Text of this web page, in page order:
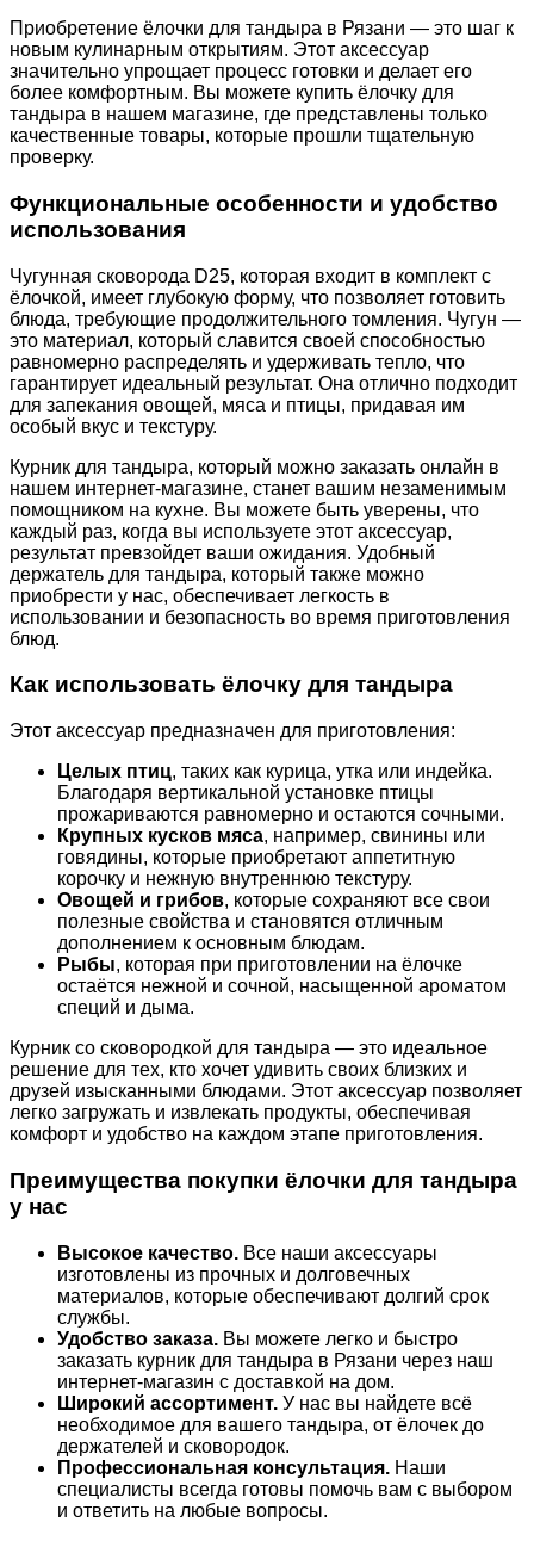
Приобретение ёлочки для тандыра в Рязани — это шаг к
новым кулинарным открытиям. Этот аксессуар
значительно упрощает процесс готовки и делает его
более комфортным. Вы можете купить ёлочку для
тандыра в нашем магазине, где представлены только
качественные товары, которые прошли тщательную
проверку.
Функциональные особенности и удобство
использования
Чугунная сковорода D25, которая входит в комплект с
ёлочкой, имеет глубокую форму, что позволяет готовить
блюда, требующие продолжительного томления. Чугун —
это материал, который славится своей способностью
равномерно распределять и удерживать тепло, что
гарантирует идеальный результат. Она отлично подходит
для запекания овощей, мяса и птицы, придавая им
особый вкус и текстуру.
Курник для тандыра, который можно заказать онлайн в
нашем интернет-магазине, станет вашим незаменимым
помощником на кухне. Вы можете быть уверены, что
каждый раз, когда вы используете этот аксессуар,
результат превзойдет ваши ожидания. Удобный
держатель для тандыра, который также можно
приобрести у нас, обеспечивает легкость в
использовании и безопасность во время приготовления
блюд.
Как использовать ёлочку для тандыра
Этот аксессуар предназначен для приготовления:
Целых птиц, таких как курица, утка или индейка.
Благодаря вертикальной установке птицы
прожариваются равномерно и остаются сочными.
Крупных кусков мяса, например, свинины или
говядины, которые приобретают аппетитную
корочку и нежную внутреннюю текстуру.
Овощей и грибов, которые сохраняют все свои
полезные свойства и становятся отличным
дополнением к основным блюдам.
Рыбы, которая при приготовлении на ёлочке
остаётся нежной и сочной, насыщенной ароматом
специй и дыма.
Курник со сковородкой для тандыра — это идеальное
решение для тех, кто хочет удивить своих близких и
друзей изысканными блюдами. Этот аксессуар позволяет
легко загружать и извлекать продукты, обеспечивая
комфорт и удобство на каждом этапе приготовления.
Преимущества покупки ёлочки для тандыра
у нас
Высокое качество. Все наши аксессуары
изготовлены из прочных и долговечных
материалов, которые обеспечивают долгий срок
службы.
Удобство заказа. Вы можете легко и быстро
заказать курник для тандыра в Рязани через наш
интернет-магазин с доставкой на дом.
Широкий ассортимент. У нас вы найдете всё
необходимое для вашего тандыра, от ёлочек до
держателей и сковородок.
Профессиональная консультация. Наши
специалисты всегда готовы помочь вам с выбором
и ответить на любые вопросы.